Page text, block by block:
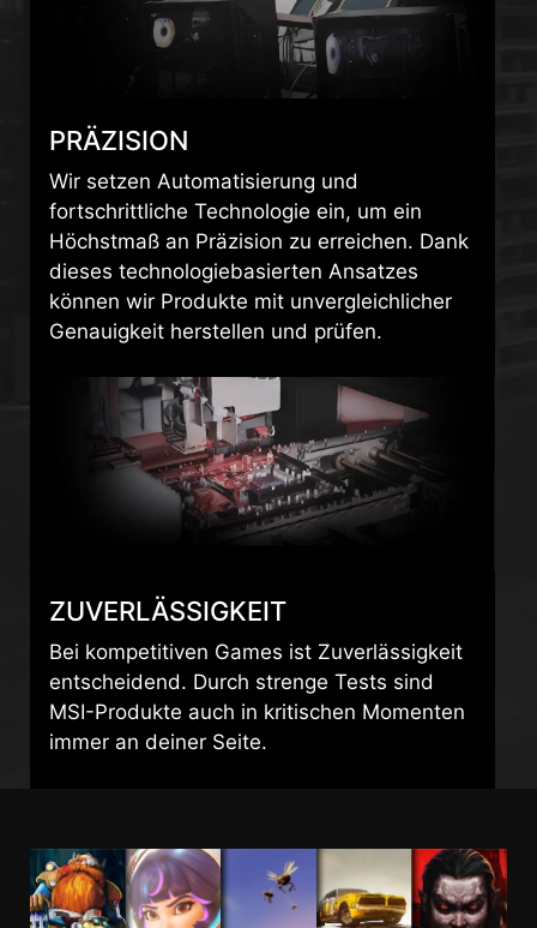
PRÄZISION
Wir setzen Automatisierung und
fortschrittliche Technologie ein, um ein
Höchstmaß an Präzision zu erreichen. Dank
dieses technologiebasierten Ansatzes
können wir Produkte mit unvergleichlicher
Genauigkeit herstellen und prüfen.
ZUVERLÄSSIGKEIT
Bei kompetitiven Games ist Zuverlässigkeit
entscheidend. Durch strenge Tests sind
MSI-Produkte auch in kritischen Momenten
immer an deiner Seite.